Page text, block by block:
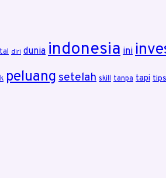
diri dunia indonesia ini
peluang setelah skill tanpa tapi tips